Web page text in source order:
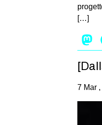
[…]
7 Mar